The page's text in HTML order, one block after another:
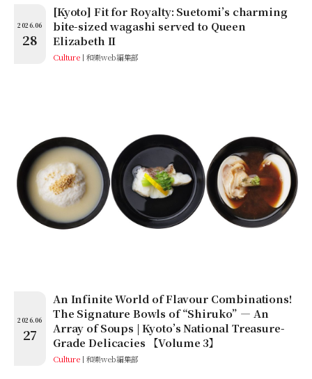
2026.06
28
[Kyoto] Fit for Royalty: Suetomi’s charming
bite-sized wagashi served to Queen
Elizabeth II
Culture 和樂web編集部
2026.06
27
An Infinite World of Flavour Combinations!
The Signature Bowls of “Shiruko” — An
Array of Soups | Kyoto’s National Treasure-
Grade Delicacies 【Volume 3】
Culture 和樂web編集部